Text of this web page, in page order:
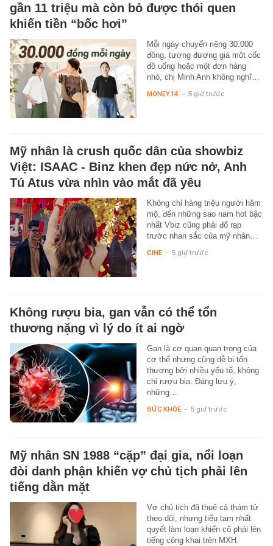
gần 11 triệu mà còn bỏ được thói quen
khiến tiền “bốc hơi”
Mỗi ngày chuyển riêng 30.000
đồng, tương đương giá một cốc
đồ uống hoặc một đơn hàng
nhỏ, chị Minh Anh không nghĩ…
MONEY.14 - 5 giờ trước
Mỹ nhân là crush quốc dân của showbiz
Việt: ISAAC - Binz khen đẹp nức nở, Anh
Tú Atus vừa nhìn vào mắt đã yêu
Không chỉ hàng triệu người hâm
mộ, đến những sao nam hot bậc
nhất Vbiz cũng phải đổ rạp
trước nhan sắc của mỹ nhân…
CINE - 5 giờ trước
Không rượu bia, gan vẫn có thể tổn
thương nặng vì lý do ít ai ngờ
Gan là cơ quan quan trọng của
cơ thể nhưng cũng dễ bị tổn
thương bởi nhiều yếu tố, không
chỉ rượu bia. Đáng lưu ý,
những…
SỨC KHỎE - 5 giờ trước
Mỹ nhân SN 1988 “cặp” đại gia, nổi loạn
đòi danh phận khiến vợ chủ tịch phải lên
tiếng dằn mặt
Vợ chủ tịch đã thuê cả thám tử
theo dõi, nhưng tiểu tam nhất
quyết làm loạn khiến cô phải lên
tiếng công khai trên MXH.